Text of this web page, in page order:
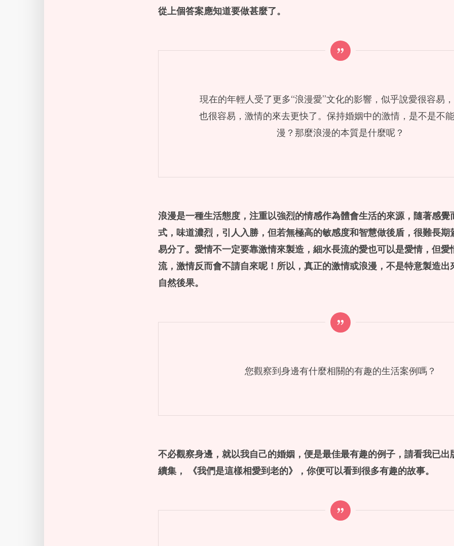
從上個答案應知道要做甚麼了。
現在的年輕人受了更多“浪漫愛”文化的影響，似乎說愛很容易
也很容易，激情的來去更快了。保持婚姻中的激情，是不是不
漫？那麼浪漫的本質是什麼呢？
浪漫是一種生活態度， 注重以強烈的情感作為體會生活的來源，隨著感覺
式，味道濃烈，引人入勝，但若無極高的敏感度和智慧做後盾，很難長期
易分了。 愛情不一定要靠激情來製造，細水長流的愛也可以是愛情，但愛
流，激情反而會不請自來呢！所以，真正的激情或浪漫，不是特意製造出
自然後果。
您觀察到身邊有什麼相關的有趣的生活案例嗎？
不必觀察身邊，就以我自己的婚姻，便是最佳最有趣的例子，請看我已出
續集，
《我們是這樣相愛到老的》，你便可以看到很多有趣的故事。